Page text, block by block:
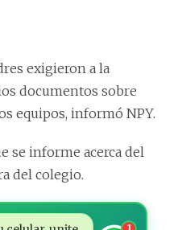
exigieron a la
documentos sobre
equipos, informó NPY.
se informe acerca del
del colegio.